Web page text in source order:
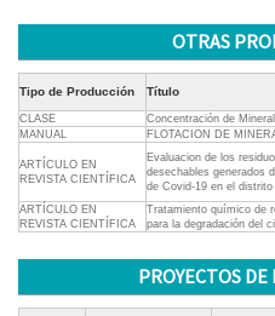
OTRAS
Tipo de Producción Título
CLASE Concentración de
MANUAL
FLOTACION DE
ARTÍCULO EN
REVISTA CIENTÍFICA
Evaluacion de los
desechables generados
de Covid-19 en el distrito
ARTÍCULO EN
REVISTA CIENTÍFICA
Tratamiento químico de
para la degradación del
PROYECTOS